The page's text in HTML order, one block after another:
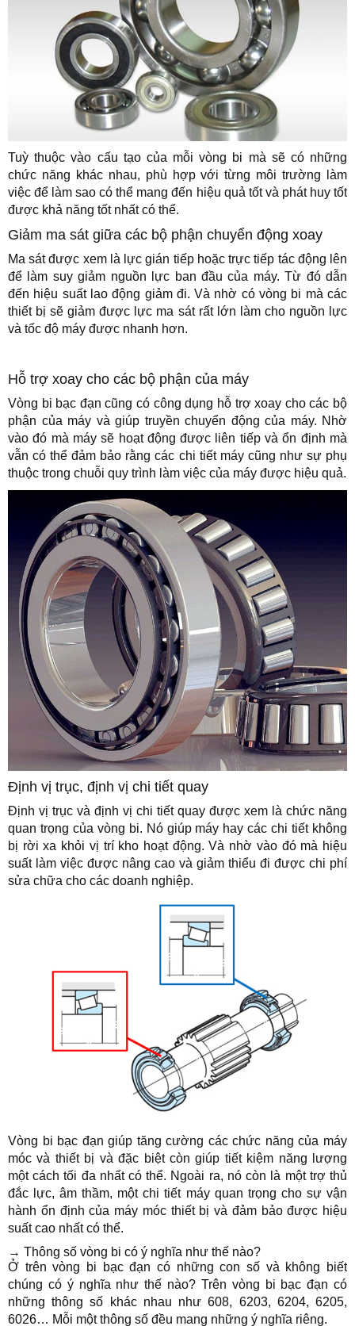
Tuỳ thuộc vào cấu tạo của mỗi vòng bi mà sẽ có những
chức năng khác nhau, phù hợp với từng môi trường làm
việc để làm sao có thể mang đến hiệu quả tốt và phát huy tốt
được khả năng tốt nhất có thể.
Giảm ma sát giữa các bộ phận chuyển động xoay
Ma sát được xem là lực gián tiếp hoặc trực tiếp tác động lên
để làm suy giảm nguồn lực ban đầu của máy. Từ đó dẫn
đến hiệu suất lao động giảm đi. Và nhờ có vòng bi mà các
thiết bị sẽ giảm được lực ma sát rất lớn làm cho nguồn lực
và tốc độ máy được nhanh hơn.
Hỗ trợ xoay cho các bộ phận của máy
Vòng bi bạc đạn cũng có công dụng hỗ trợ xoay cho các bộ
phận của máy và giúp truyền chuyển động của máy. Nhờ
vào đó mà máy sẽ hoạt động được liên tiếp và ổn định mà
vẫn có thể đảm bảo rằng các chi tiết máy cũng như sự phụ
thuộc trong chuỗi quy trình làm việc của máy được hiệu quả.
Định vị trục, định vị chi tiết quay
Định vị trục và định vị chi tiết quay được xem là chức năng
quan trọng của vòng bi. Nó giúp máy hay các chi tiết không
bị rời xa khỏi vị trí kho hoạt động. Và nhờ vào đó mà hiệu
suất làm việc được nâng cao và giảm thiểu đi được chi phí
sửa chữa cho các doanh nghiệp.
Vòng bi bạc đạn giúp tăng cường các chức năng của máy
móc và thiết bị và đặc biệt còn giúp tiết kiệm năng lượng
một cách tối đa nhất có thể. Ngoài ra, nó còn là một trợ thủ
đắc lực, âm thầm, một chi tiết máy quan trọng cho sự vận
hành ổn định của máy móc thiết bị và đảm bảo được hiệu
suất cao nhất có thể.
→ Thông số vòng bi có ý nghĩa như thế nào?
Ở trên vòng bi bạc đạn có những con số và không biết
chúng có ý nghĩa như thế nào? Trên vòng bi bạc đạn có
những thông số khác nhau như 608, 6203, 6204, 6205,
6026… Mỗi một thông số đều mang những ý nghĩa riêng.